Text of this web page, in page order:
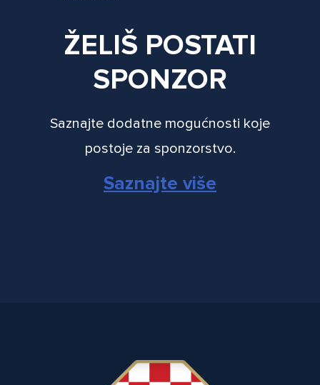
ŽELIŠ POSTATI
SPONZOR
Saznajte dodatne mogućnosti koje
postoje za sponzorstvo.
Saznajte više